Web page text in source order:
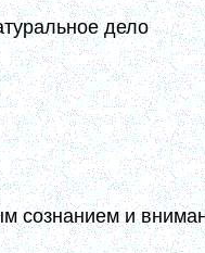
дело
какую... Труд
натуральное дело
более
сознанием и